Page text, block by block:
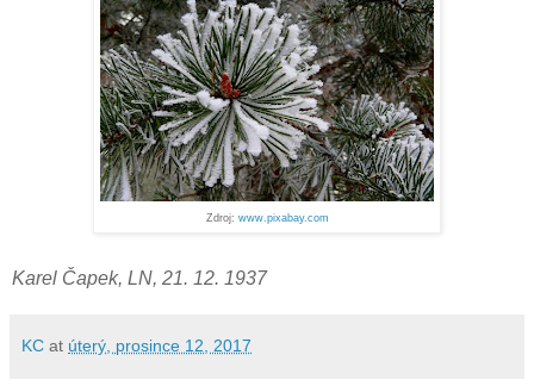
Zdroj: www.pixabay.com
Karel Čapek, LN, 21. 12. 1937
KC at úterý, prosince 12, 2017